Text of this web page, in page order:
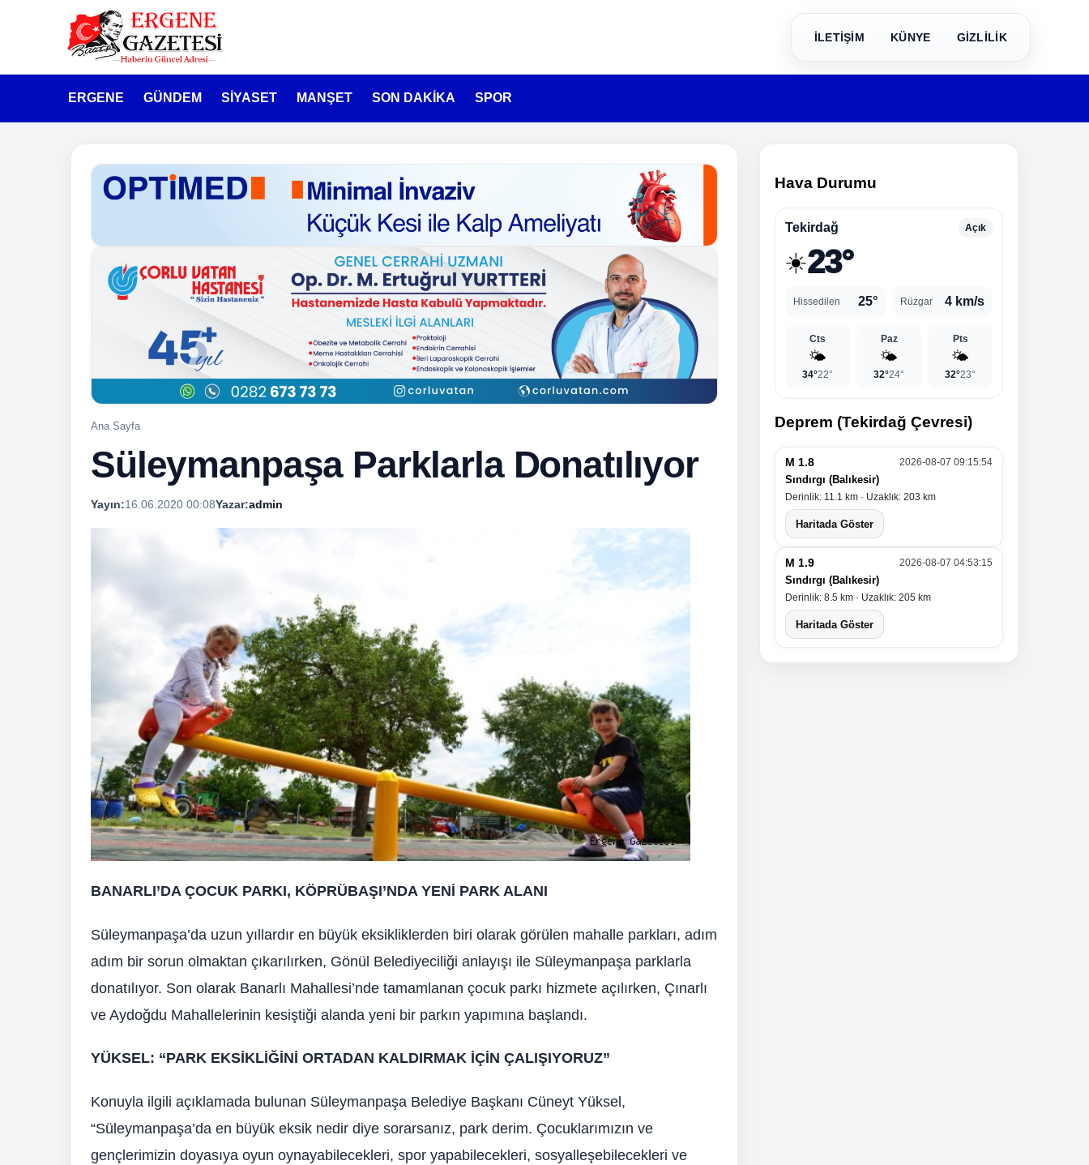
İLETİŞİM KÜNYE GİZLİLİK
ERGENE GÜNDEM SİYASET MANŞET SON DAKİKA SPOR
Ana Sayfa
Süleymanpaşa Parklarla Donatılıyor
Yayın:16.06.2020 00:08Yazar:admin
BANARLI’DA ÇOCUK PARKI, KÖPRÜBAŞI’NDA YENİ PARK ALANI
Süleymanpaşa’da uzun yıllardır en büyük eksikliklerden biri olarak görülen mahalle parkları, adım
adım bir sorun olmaktan çıkarılırken, Gönül Belediyeciliği anlayışı ile Süleymanpaşa parklarla
donatılıyor. Son olarak Banarlı Mahallesi’nde tamamlanan çocuk parkı hizmete açılırken, Çınarlı
ve Aydoğdu Mahallelerinin kesiştiği alanda yeni bir parkın yapımına başlandı.
YÜKSEL: “PARK EKSİKLİĞİNİ ORTADAN KALDIRMAK İÇİN ÇALIŞIYORUZ”
Konuyla ilgili açıklamada bulunan Süleymanpaşa Belediye Başkanı Cüneyt Yüksel,
“Süleymanpaşa’da en büyük eksik nedir diye sorarsanız, park derim. Çocuklarımızın ve
gençlerimizin doyasıya oyun oynayabilecekleri, spor yapabilecekleri, sosyalleşebilecekleri ve
Hava Durumu
Tekirdağ Açık
☀️23°
Hissedilen 25° Rüzgar 4 km/s
Cts
🌤️
34°22°
Paz
🌤️
32°24°
Pts
🌤️
32°23°
Deprem (Tekirdağ Çevresi)
M 1.8 2026-08-07 09:15:54
Sındırgı (Balıkesir)
Derinlik: 11.1 km · Uzaklık: 203 km
Haritada Göster
M 1.9 2026-08-07 04:53:15
Sındırgı (Balıkesir)
Derinlik: 8.5 km · Uzaklık: 205 km
Haritada Göster